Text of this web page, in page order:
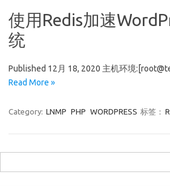
使用Redis加速
统
Published 12月 18, 2020 主机环境
Read More »
Category: LNMP PHP WORDPRESS 标签：
索：